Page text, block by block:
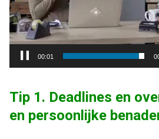
00:01
Tip 1. Deadlines en
en persoonlijke